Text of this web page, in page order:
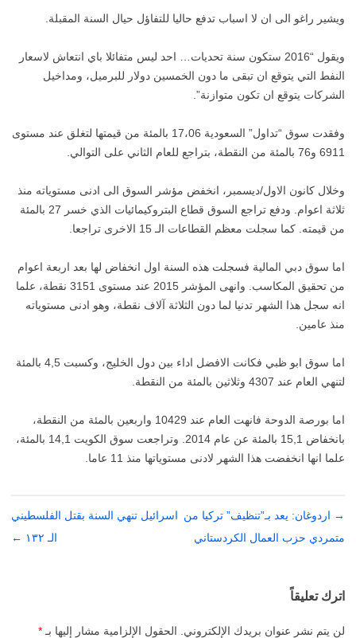
ويشير راغو الى ان لا اسباب تدفع حاليا للتفاؤل حيال السنة المقبلة.
ويقول “2016 ستكون سنة تحديات… احد ليس متفائلا باي انتعاش لاسعار
النفط التي يتوقع ان تبقى ما دون الخمسين دولار للبرميل، ومداخيل
الشركات يتوقع ان تكون متوازنة”.
وفقدت سوق “تداول” السعودية 17،06 بالمئة من قيمتها لتغلق عند مستوى
6911 و76 بالمئة من النقطة، بتراجع للعام الثاني على التوالي.
وخلال كانون الاول/ديسمبر، انخفض مؤشر السوق الى ادنى مستوياته منذ
ثلاثة اعوام. ودفع تراجع السوق قطاع البتروكيمائيات الذي خسر 27 بالمئة
من قيمته. كما سجلت معظم القطاعات الـ 15 الاخرى تراجعا.
اما سوق دبي المالية فسجلت هذه السنة اول انخفاض لها بعد اربعة اعوام
من تحقيق المكاسب. وانهى المؤشر 2015 عند مستوى 3151 نقطة، علما
انه سجل هذا الشهر تدنيا لما دون الثلاثة آلاف نقطة، وهو ادنى مستوياته
منذ عامين.
اما سوق ابو ظبي فكانت الافضل اداء بين دول الخليج، وكسبت 4,5 بالمئة
لتنهي العام عند 4307 وثلاثين بالمئة من النقطة.
اما بورصة الدوحة فانهت العام عند 10429 واربعين بالمئة من النقطة،
بانخفاض 15,1 بالمئة عن عام 2014. وتراجعت سوق الكويت 14,1 بالمئة،
علما انها انخفضت هذا الشهر لادنى مستوياتها منذ 11 عاما.
تصفّح
المقالات
→ اردوغان: يعد بـ”تنظيف” تركيا من
متمردي حزب العمال الكردستاني
اسرائيل تنهي السنة بقتل الفلسطيني
الـ ١٣٢
←
اترك تعليقاً
لن يتم نشر عنوان بريدك الإلكتروني. الحقول الإلزامية مشار إليها بـ *